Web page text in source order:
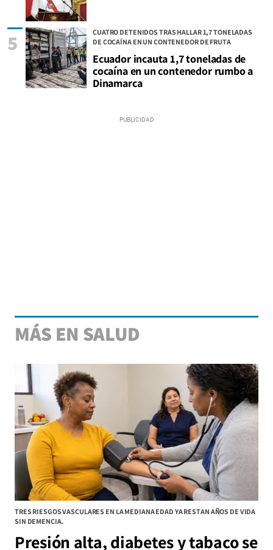
CUATRO DETENIDOS TRAS HALLAR 1,7 TONELADAS
DE COCAÍNA EN UN CONTENEDOR DE FRUTA
Ecuador incauta 1,7 toneladas de
cocaína en un contenedor rumbo a
Dinamarca
5
MÁS EN SALUD
TRES RIESGOS VASCULARES EN LA MEDIANA EDAD YA RESTAN AÑOS DE VIDA
SIN DEMENCIA.
Presión alta, diabetes y tabaco se